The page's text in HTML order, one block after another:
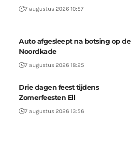
7 augustus 2026 10:57
Auto afgesleept na botsing op de
Noordkade
7 augustus 2026 18:25
Drie dagen feest tijdens
Zomerfeesten Ell
7 augustus 2026 13:56